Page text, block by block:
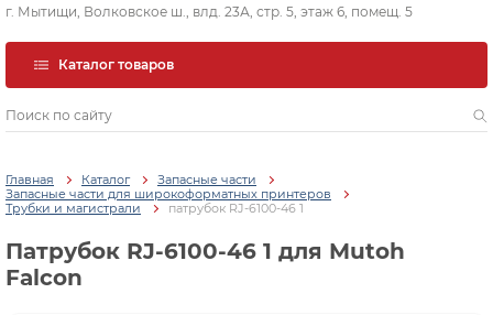
г. Мытищи, Волковское ш., влд. 23А, стр. 5, этаж 6, помещ. 5
Каталог товаров
Главная Каталог
Запасные части
Запасные части для широкоформатных принтеров
Трубки и магистрали
патрубок RJ-6100-46 1
Патрубок RJ-6100-46 1 для Mutoh
Falcon